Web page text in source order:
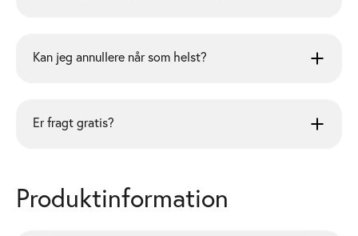
Kan jeg annullere når som helst?
Er fragt gratis?
Produktinformation